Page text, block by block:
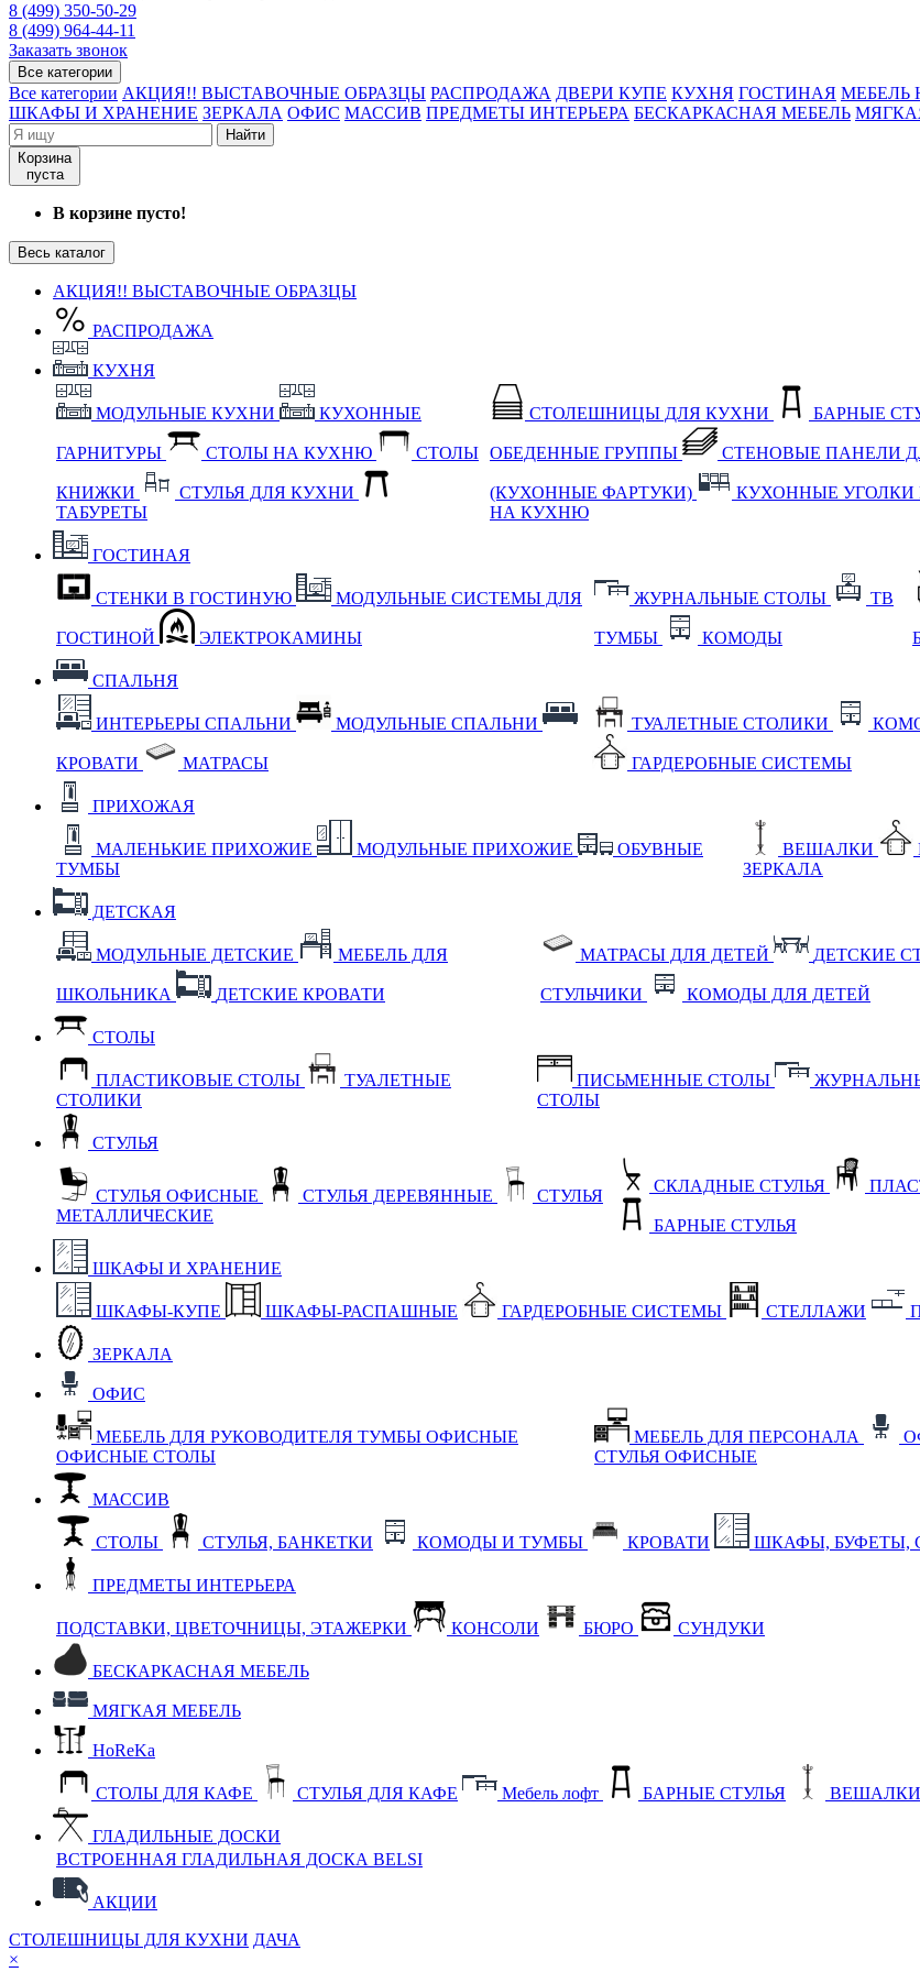
8 (499) 350-50-29
8 (499) 964-44-11
Заказать звонок
Все категории
Все категории АКЦИЯ!! ВЫСТАВОЧНЫЕ ОБРАЗЦЫ РАСПРОДАЖА ДВЕРИ КУПЕ КУХНЯ ГОСТИНАЯ МЕБЕЛЬ
ШКАФЫ И ХРАНЕНИЕ ЗЕРКАЛА ОФИС МАССИВ ПРЕДМЕТЫ ИНТЕРЬЕРА БЕСКАРКАСНАЯ МЕБЕЛЬ
Найти
Корзина
пуста
В корзине пусто!
Весь каталог
АКЦИЯ!! ВЫСТАВОЧНЫЕ ОБРАЗЦЫ
РАСПРОДАЖА
КУХНЯ
МОДУЛЬНЫЕ КУХНИ КУХОННЫЕ
ГАРНИТУРЫ СТОЛЫ НА КУХНЮ СТОЛЫ
КНИЖКИ
СТУЛЬЯ ДЛЯ КУХНИ
ТАБУРЕТЫ
СТОЛЕШНИЦЫ ДЛЯ КУХНИ БАРНЫЕ
ОБЕДЕННЫЕ ГРУППЫ СТЕНОВЫЕ ПАНЕЛИ
(КУХОННЫЕ ФАРТУКИ) КУХОННЫЕ УГОЛКИ
НА КУХНЮ
ГОСТИНАЯ
СТЕНКИ В ГОСТИНУЮ МОДУЛЬНЫЕ СИСТЕМЫ ДЛЯ
ГОСТИНОЙ ЭЛЕКТРОКАМИНЫ
ЖУРНАЛЬНЫЕ СТОЛЫ ТВ
ТУМБЫ КОМОДЫ
СПАЛЬНЯ
ИНТЕРЬЕРЫ СПАЛЬНИ МОДУЛЬНЫЕ СПАЛЬНИ
КРОВАТИ МАТРАСЫ
ТУАЛЕТНЫЕ СТОЛИКИ
ГАРДЕРОБНЫЕ СИСТЕМЫ
ПРИХОЖАЯ
МАЛЕНЬКИЕ ПРИХОЖИЕ МОДУЛЬНЫЕ ПРИХОЖИЕ
ОБУВНЫЕ
ТУМБЫ
ВЕШАЛКИ
ЗЕРКАЛА
ДЕТСКАЯ
МОДУЛЬНЫЕ ДЕТСКИЕ МЕБЕЛЬ ДЛЯ
ШКОЛЬНИКА ДЕТСКИЕ КРОВАТИ
МАТРАСЫ ДЛЯ ДЕТЕЙ ДЕТСКИЕ
СТУЛЬЧИКИ КОМОДЫ ДЛЯ ДЕТЕЙ
СТОЛЫ
ПЛАСТИКОВЫЕ СТОЛЫ
ТУАЛЕТНЫЕ
СТОЛИКИ
ПИСЬМЕННЫЕ СТОЛЫ
СТОЛЫ
СТУЛЬЯ
СТУЛЬЯ ОФИСНЫЕ СТУЛЬЯ ДЕРЕВЯННЫЕ
СТУЛЬЯ
МЕТАЛЛИЧЕСКИЕ
СКЛАДНЫЕ СТУЛЬЯ
БАРНЫЕ СТУЛЬЯ
ШКАФЫ И ХРАНЕНИЕ
ШКАФЫ-КУПЕ ШКАФЫ-РАСПАШНЫЕ ГАРДЕРОБНЫЕ СИСТЕМЫ СТЕЛЛАЖИ
ЗЕРКАЛА
ОФИС
МЕБЕЛЬ ДЛЯ РУКОВОДИТЕЛЯ ТУМБЫ ОФИСНЫЕ
ОФИСНЫЕ СТОЛЫ
МЕБЕЛЬ ДЛЯ ПЕРСОНАЛА
СТУЛЬЯ ОФИСНЫЕ
МАССИВ
СТОЛЫ СТУЛЬЯ, БАНКЕТКИ КОМОДЫ И ТУМБЫ КРОВАТИ ШКАФЫ, БУФЕТЫ,
ПРЕДМЕТЫ ИНТЕРЬЕРА
ПОДСТАВКИ, ЦВЕТОЧНИЦЫ, ЭТАЖЕРКИ КОНСОЛИ БЮРО СУНДУКИ
БЕСКАРКАСНАЯ МЕБЕЛЬ
МЯГКАЯ МЕБЕЛЬ
HoReKa
СТОЛЫ ДЛЯ КАФЕ СТУЛЬЯ ДЛЯ КАФЕ Мебель лофт БАРНЫЕ СТУЛЬЯ ВЕШАЛКИ
ГЛАДИЛЬНЫЕ ДОСКИ
ВСТРОЕННАЯ ГЛАДИЛЬНАЯ ДОСКА BELSI
АКЦИИ
СТОЛЕШНИЦЫ ДЛЯ КУХНИ ДАЧА
×